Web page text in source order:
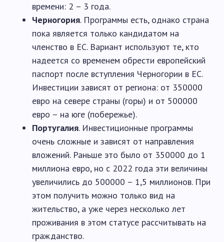
времени: 2 – 3 года.
Черногория. Программы есть, однако страна
пока является только кандидатом на
членство в ЕС. Вариант используют те, кто
надеется со временем обрести европейский
паспорт после вступления Черногории в ЕС.
Инвестиции зависят от региона: от 350000
евро на севере страны (горы) и от 500000
евро – на юге (побережье).
Португалия. Инвестиционные программы
очень сложные и зависят от направления
вложений. Раньше это было от 350000 до 1
миллиона евро, но с 2022 года эти величины
увеличились до 500000 – 1,5 миллионов. При
этом получить можно только вид на
жительство, а уже через несколько лет
проживания в этом статусе рассчитывать на
гражданство.